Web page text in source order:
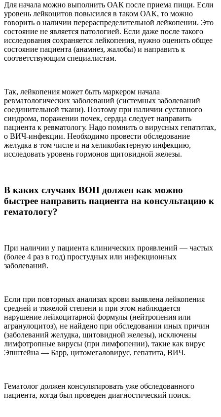
Для начала можно выполнить ОАК после приема пищи. Если
уровень лейкоцитов повысился в таком ОАК, то можно
говорить о наличии перераспределительной лейкопении. Это
состояние не является патологией. Если даже после такого
исследования сохраняется лейкопения, нужно оценить общее
состояние пациента (анамнез, жалобы) и направить к
соответствующим специалистам.
Так, лейкопения может быть маркером начала
ревматологических заболеваний (системных заболеваний
соединительной ткани). Поэтому при наличии суставного
синдрома, поражении почек, сердца следует направить
пациента к ревматологу. Надо помнить о вирусных гепатитах,
о ВИЧ-инфекции. Необходимо провести обследование
желудка в том числе и на хеликобактерную инфекцию,
исследовать уровень гормонов щитовидной железы.
В каких случаях ВОП должен как можно
быстрее направить пациента на консультацию к
гематологу?
При наличии у пациента клинических проявлений — частых
(более 4 раз в год) простудных или инфекционных
заболеваний.
Если при повторных анализах крови выявлена лейкопения
средней и тяжелой степени и при этом наблюдается
нарушение лейкоцитарной формулы (нейтропения или
агранулоцитоз), не найдено при обследовании иных причин
(заболеваний желудка, щитовидной железы), исключены
лимфотропные вирусы (при лимфопении), такие как вирус
Эпштейна — Барр, цитомегаловирус, гепатита, ВИЧ.
Гематолог должен консультировать уже обследованного
пациента, когда был проведен диагностический поиск.